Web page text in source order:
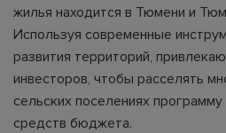
жилья находится в Тюмени и
Используя современные
развития территорий,
инвесторов, чтобы расселять
сельских поселениях
средств бюджета.